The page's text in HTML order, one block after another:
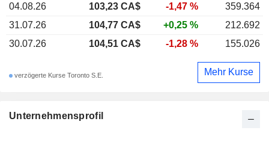
Unternehmensprofil
04.08.26
103,23 CA$ -1,47 %
359.364
31.07.26
104,77 CA$ +0,25 %
212.692
30.07.26
104,51 CA$ -1,28 % 155.026
verzögerte Kurse Toronto S.E. Mehr Kurse